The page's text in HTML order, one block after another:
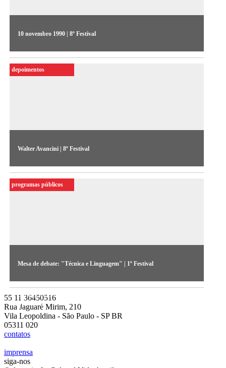
10 novembro 1990 | 8º Festival
No 2º dia do Videojornal, exibido em 1990, o programa
trouxe o depoimento de Walter Avancini sobre a relação entre
o Sul e o Norte, além da seção "o que é vídeo?" e os favoritos
Walter Avancini | 8º Festival
"Usar a nossa realidade criativamente", destaca o diretor de
TV Walter Avancini ao falar sobre o intercâmbio entre o Sul e
o Norte no campo da produção videográfica
depoimentos
Mesa de debate: "Técnica e Linguagem" | 1º Festival
Primeiro debate realizado na edição de 1983 discute
perspectivas do vídeo no país (áudio cedido pelo Acervo do
MIS-SP)
programas públicos
55 11 36450516
Rua Jaguaré Mirim, 210
Vila Leopoldina - São Paulo - SP BR
05311 020
contatos
imprensa
siga-nos